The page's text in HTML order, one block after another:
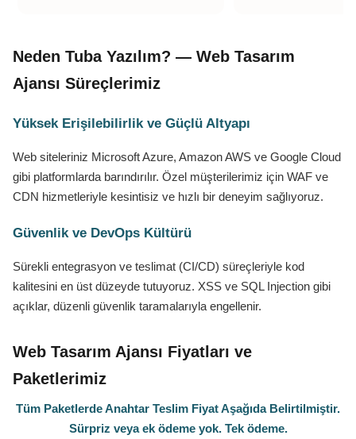
Neden Tuba Yazılım? — Web Tasarım
Ajansı Süreçlerimiz
Yüksek Erişilebilirlik ve Güçlü Altyapı
Web siteleriniz Microsoft Azure, Amazon AWS ve Google Cloud
gibi platformlarda barındırılır. Özel müşterilerimiz için WAF ve
CDN hizmetleriyle kesintisiz ve hızlı bir deneyim sağlıyoruz.
Güvenlik ve DevOps Kültürü
Sürekli entegrasyon ve teslimat (CI/CD) süreçleriyle kod
kalitesini en üst düzeyde tutuyoruz. XSS ve SQL Injection gibi
açıklar, düzenli güvenlik taramalarıyla engellenir.
Web Tasarım Ajansı Fiyatları ve
Paketlerimiz
Tüm Paketlerde Anahtar Teslim Fiyat Aşağıda Belirtilmiştir.
Sürpriz veya ek ödeme yok. Tek ödeme.